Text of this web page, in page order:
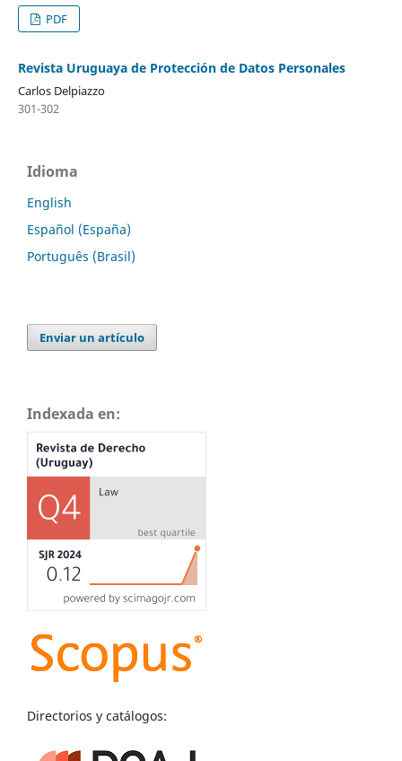
PDF
Revista Uruguaya de Protección de Datos Personales
Carlos Delpiazzo
301-302
Idioma
English
Español (España)
Português (Brasil)
Enviar un artículo
Indexada en:
Directorios y catálogos: